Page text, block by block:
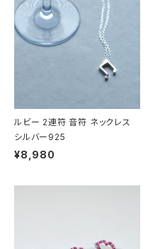
ルビー 2連符 音符 ネックレス
シルバー925
¥8,980